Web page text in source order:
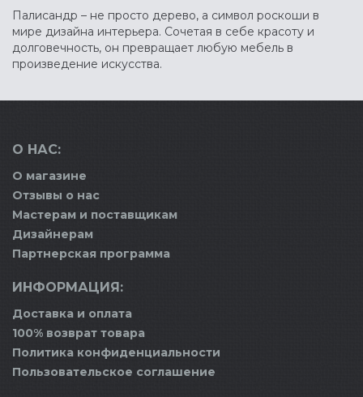
Палисандр – не просто дерево, а символ роскоши в
мире дизайна интерьера. Сочетая в себе красоту и
долговечность, он превращает любую мебель в
произведение искусства.
О НАС:
О магазине
Отзывы о нас
Мастерам и поставщикам
Дизайнерам
Партнерская программа
ИНФОРМАЦИЯ:
Доставка и оплата
100% возврат товара
Политика конфиденциальности
Пользовательское соглашение